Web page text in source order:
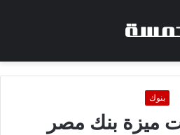
بنوك
ميزة بنك مصر